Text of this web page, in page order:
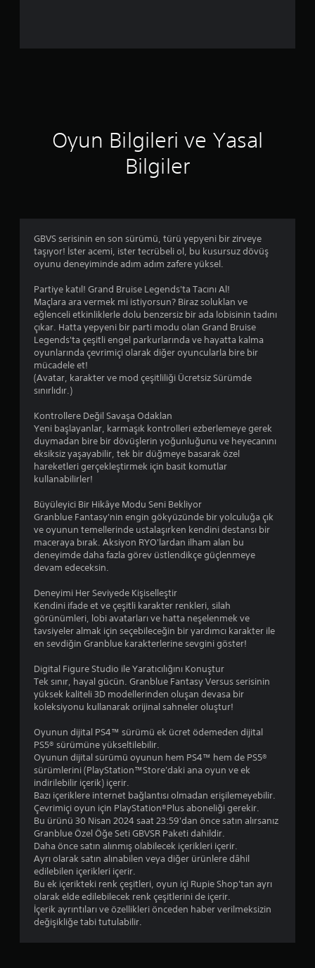
e
d
4
.
y
ı
ı
Oyun Bilgileri ve Yasal
Bilgiler
GBVS serisinin en son sürümü, türü yepyeni bir zirveye
taşıyor! İster acemi, ister tecrübeli ol, bu kusursuz dövüş
oyunu deneyiminde adım adım zafere yüksel.
Partiye katıl! Grand Bruise Legends'ta Tacını Al!
Maçlara ara vermek mi istiyorsun? Biraz soluklan ve
eğlenceli etkinliklerle dolu benzersiz bir ada lobisinin tadını
çıkar. Hatta yepyeni bir parti modu olan Grand Bruise
Legends'ta çeşitli engel parkurlarında ve hayatta kalma
oyunlarında çevrimiçi olarak diğer oyuncularla bire bir
mücadele et!
(Avatar, karakter ve mod çeşitliliği Ücretsiz Sürümde
sınırlıdır.)
Kontrollere Değil Savaşa Odaklan
Yeni başlayanlar, karmaşık kontrolleri ezberlemeye gerek
duymadan bire bir dövüşlerin yoğunluğunu ve heyecanını
eksiksiz yaşayabilir, tek bir düğmeye basarak özel
hareketleri gerçekleştirmek için basit komutlar
kullanabilirler!
Büyüleyici Bir Hikâye Modu Seni Bekliyor
Granblue Fantasy'nin engin gökyüzünde bir yolculuğa çık
ve oyunun temellerinde ustalaşırken kendini destansı bir
maceraya bırak. Aksiyon RYO'lardan ilham alan bu
deneyimde daha fazla görev üstlendikçe güçlenmeye
devam edeceksin.
Deneyimi Her Seviyede Kişiselleştir
Kendini ifade et ve çeşitli karakter renkleri, silah
görünümleri, lobi avatarları ve hatta neşelenmek ve
tavsiyeler almak için seçebileceğin bir yardımcı karakter ile
en sevdiğin Granblue karakterlerine sevgini göster!
Digital Figure Studio ile Yaratıcılığını Konuştur
Tek sınır, hayal gücün. Granblue Fantasy Versus serisinin
yüksek kaliteli 3D modellerinden oluşan devasa bir
koleksiyonu kullanarak orijinal sahneler oluştur!
Oyunun dijital PS4™ sürümü ek ücret ödemeden dijital
PS5® sürümüne yükseltilebilir.
Oyunun dijital sürümü oyunun hem PS4™ hem de PS5®
sürümlerini (PlayStation™Store'daki ana oyun ve ek
indirilebilir içerik) içerir.
Bazı içeriklere internet bağlantısı olmadan erişilemeyebilir.
Çevrimiçi oyun için PlayStation®Plus aboneliği gerekir.
Bu ürünü 30 Nisan 2024 saat 23:59'dan önce satın alırsanız
Granblue Özel Öğe Seti GBVSR Paketi dahildir.
Daha önce satın alınmış olabilecek içerikleri içerir.
Ayrı olarak satın alınabilen veya diğer ürünlere dâhil
edilebilen içerikleri içerir.
Bu ek içerikteki renk çeşitleri, oyun içi Rupie Shop'tan ayrı
olarak elde edilebilecek renk çeşitlerini de içerir.
İçerik ayrıntıları ve özellikleri önceden haber verilmeksizin
değişikliğe tabi tutulabilir.